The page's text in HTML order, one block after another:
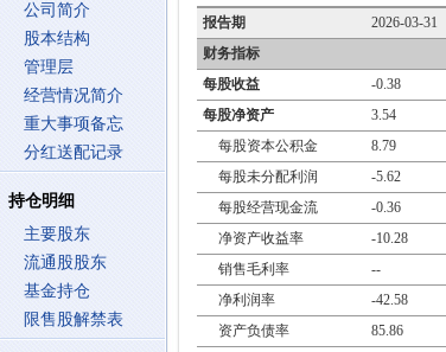
公司简介
股本结构
管理层
经营情况简介
重大事项备忘
分红送配记录
持仓明细
主要股东
流通股股东
基金持仓
限售股解禁表
报告期 2026-03-31
财务指标
每股收益
-0.38
每股净资产
3.54
每股资本公积金
8.79
每股未分配利润
-5.62
每股经营现金流
-0.36
净资产收益率
-10.28
销售毛利率
--
净利润率
-42.58
资产负债率
85.86